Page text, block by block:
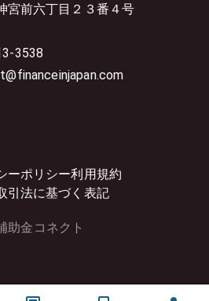
宮前六丁目２３番４号
3538
ーポリシー利用規約
引法に基づく表記
助金コネクト